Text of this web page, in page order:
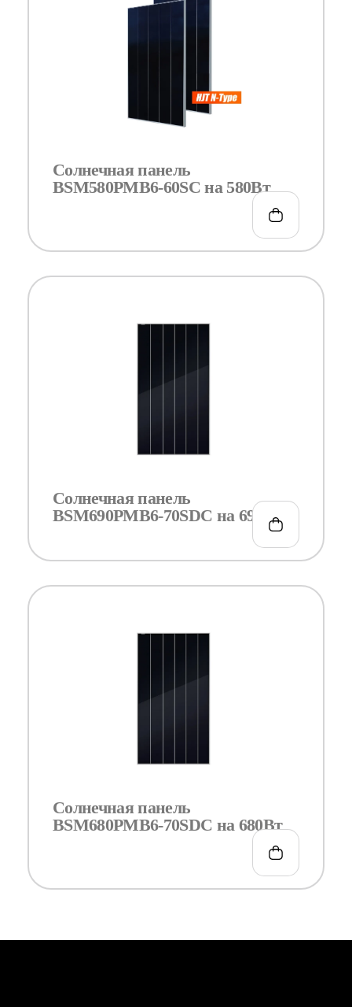
Солнечная панель
BSM580PMB6-60SC на 580Вт
€0.00
Солнечная панель
BSM690PMB6-70SDC на 690Вт
Солнечная панель
BSM680PMB6-70SDC на 680Вт
€0.00